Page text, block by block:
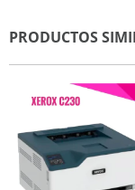
PRODUCTOS